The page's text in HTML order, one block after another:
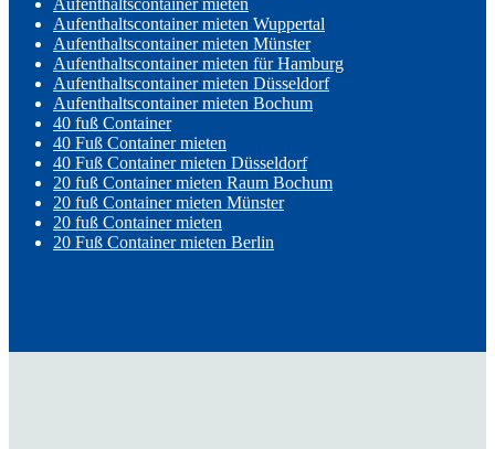
Aufenthaltscontainer mieten Wuppertal
Aufenthaltscontainer mieten Münster
Aufenthaltscontainer mieten für Hamburg
Aufenthaltscontainer mieten Düsseldorf
Aufenthaltscontainer mieten Bochum
40 fuß Container
40 Fuß Container mieten
40 Fuß Container mieten Düsseldorf
20 fuß Container mieten Raum Bochum
20 fuß Container mieten Münster
20 fuß Container mieten
20 Fuß Container mieten Berlin